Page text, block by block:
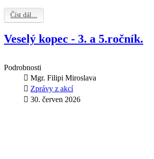
Číst dál...
Veselý kopec - 3. a 5.ročník.
Podrobnosti
Mgr. Filipi Miroslava
Zprávy z akcí
30. červen 2026